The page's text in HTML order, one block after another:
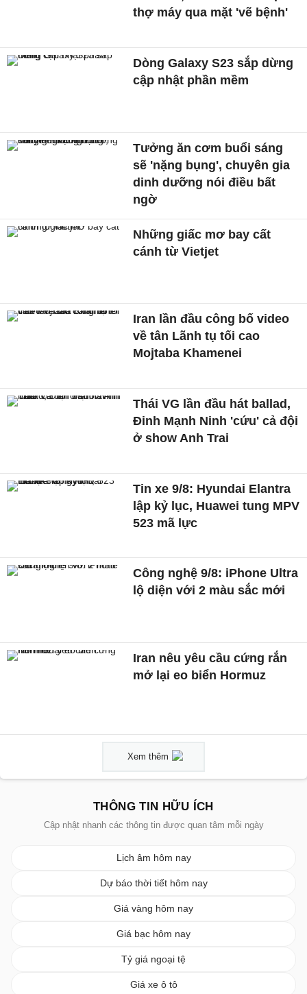
thợ máy qua mặt 'vẽ bệnh'
Dòng Galaxy S23 sắp dừng
cập nhật phần mềm
Tưởng ăn cơm buổi sáng
sẽ 'nặng bụng', chuyên gia
dinh dưỡng nói điều bất
ngờ
Những giấc mơ bay cất
cánh từ Vietjet
Iran lần đầu công bố video
về tân Lãnh tụ tối cao
Mojtaba Khamenei
Thái VG lần đầu hát ballad,
Đinh Mạnh Ninh 'cứu' cả đội
ở show Anh Trai
Tin xe 9/8: Hyundai Elantra
lập kỷ lục, Huawei tung MPV
523 mã lực
Công nghệ 9/8: iPhone Ultra
lộ diện với 2 màu sắc mới
Iran nêu yêu cầu cứng rắn
mở lại eo biển Hormuz
Xem thêm
THÔNG TIN HỮU ÍCH
Cập nhật nhanh các thông tin được quan tâm mỗi ngày
Lịch âm hôm nay
Dự báo thời tiết hôm nay
Giá vàng hôm nay
Giá bạc hôm nay
Tỷ giá ngoại tệ
Giá xe ô tô